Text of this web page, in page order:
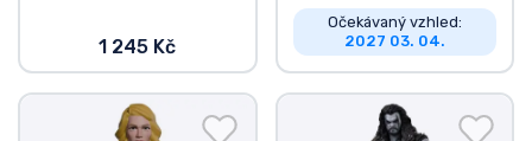
1 245 Kč
Očekávaný vzhled:
2027 03. 04.